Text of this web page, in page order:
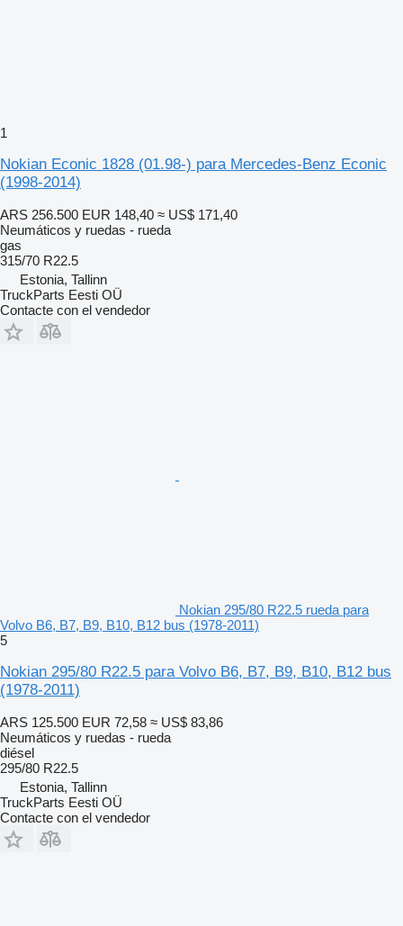
1
Nokian Econic 1828 (01.98-) para Mercedes-Benz Econic
(1998-2014)
ARS 256.500 EUR 148,40 ≈ US$ 171,40
Neumáticos y ruedas - rueda
gas
315/70 R22.5
Estonia, Tallinn
TruckParts Eesti OÜ
Contacte con el vendedor
Nokian 295/80 R22.5 rueda para
Volvo B6, B7, B9, B10, B12 bus (1978-2011)
5
Nokian 295/80 R22.5 para Volvo B6, B7, B9, B10, B12 bus
(1978-2011)
ARS 125.500 EUR 72,58 ≈ US$ 83,86
Neumáticos y ruedas - rueda
diésel
295/80 R22.5
Estonia, Tallinn
TruckParts Eesti OÜ
Contacte con el vendedor